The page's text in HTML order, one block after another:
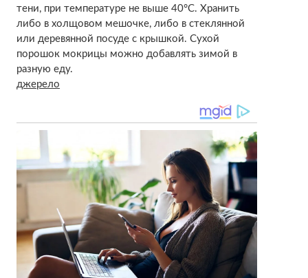
тени, при температуре не выше 40°С. Хранить
либо в холщовом мешочке, либо в стеклянной
или деревянной посуде с крышкой. Сухой
порошок мокрицы можно добавлять зимой в
разную еду.
джерело